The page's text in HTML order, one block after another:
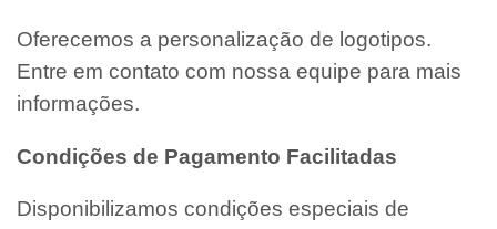
Oferecemos a personalização de logotipos.
Entre em contato com nossa equipe para mais
informações.
Condições de Pagamento Facilitadas
Disponibilizamos condições especiais de